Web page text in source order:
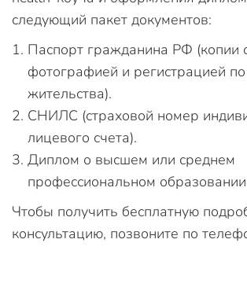
следующий пакет документов:
Паспорт гражданина РФ (копии
фотографией и регистрацией
жительства).
СНИЛС (страховой номер
лицевого счета).
Диплом о высшем или среднем
профессиональном
Чтобы получить бесплатную
консультацию, позвоните по